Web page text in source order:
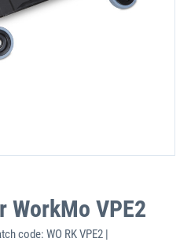
WorkMo VPE2
code: WO RK VPE2 |